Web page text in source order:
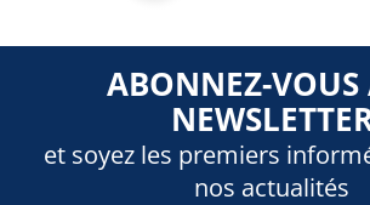
ABONNEZ-VOUS
et soyez les premiers
nos actualités